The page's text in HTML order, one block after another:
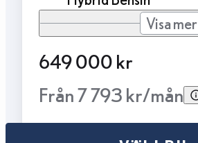
Visa mer
649 000 kr
Från 7 793 kr/mån